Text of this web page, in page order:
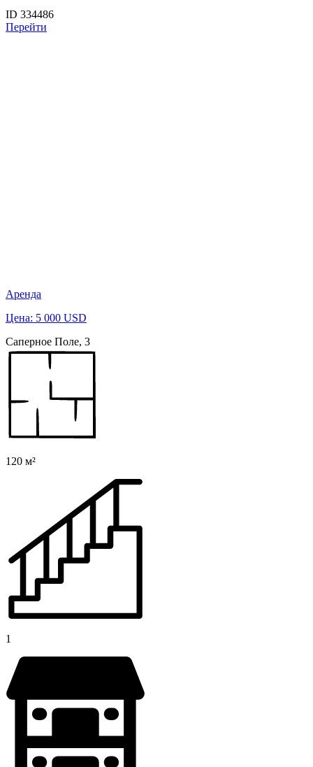
ID 334486
Перейти
Аренда
Цена: 5 000 USD
Саперное Поле, 3
120 м²
1